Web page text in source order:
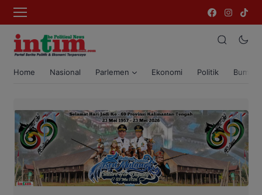
Home Nasional Parlemen Ekonomi Politik Bumi